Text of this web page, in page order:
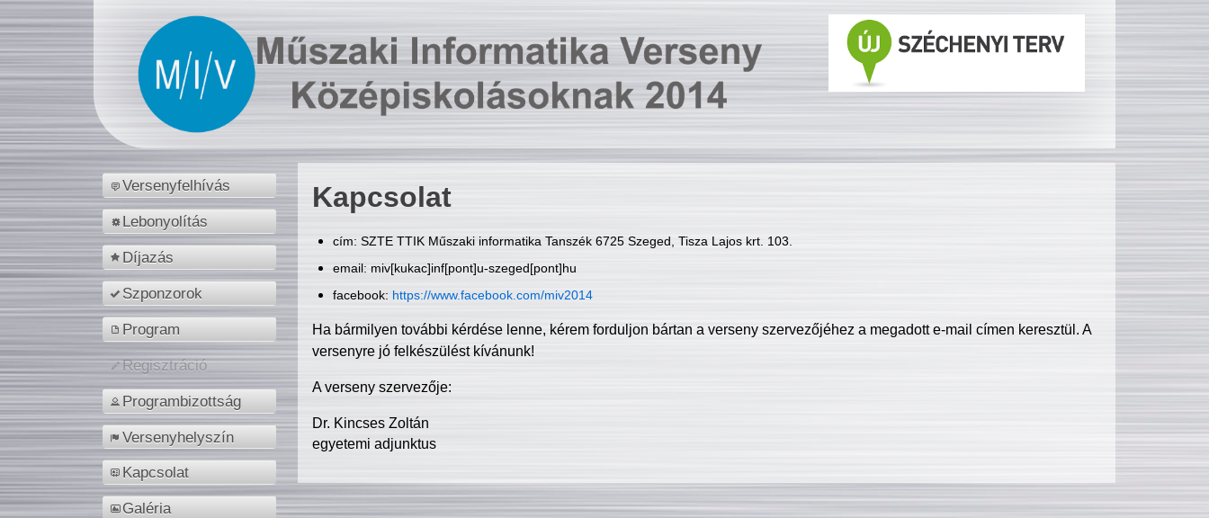
Versenyfelhívás
Lebonyolítás
Díjazás
Szponzorok
Program
Regisztráció
Programbizottság
Versenyhelyszín
Kapcsolat
Galéria
Kapcsolat
cím: SZTE TTIK Műszaki informatika Tanszék 6725 Szeged, Tisza Lajos krt. 103.
email: miv[kukac]inf[pont]u-szeged[pont]hu
facebook: https://www.facebook.com/miv2014
Ha bármilyen további kérdése lenne, kérem forduljon bártan a verseny szervezőjéhez a megadott e-mail címen keresztül. A
versenyre jó felkészülést kívánunk!
A verseny szervezője:
Dr. Kincses Zoltán
egyetemi adjunktus